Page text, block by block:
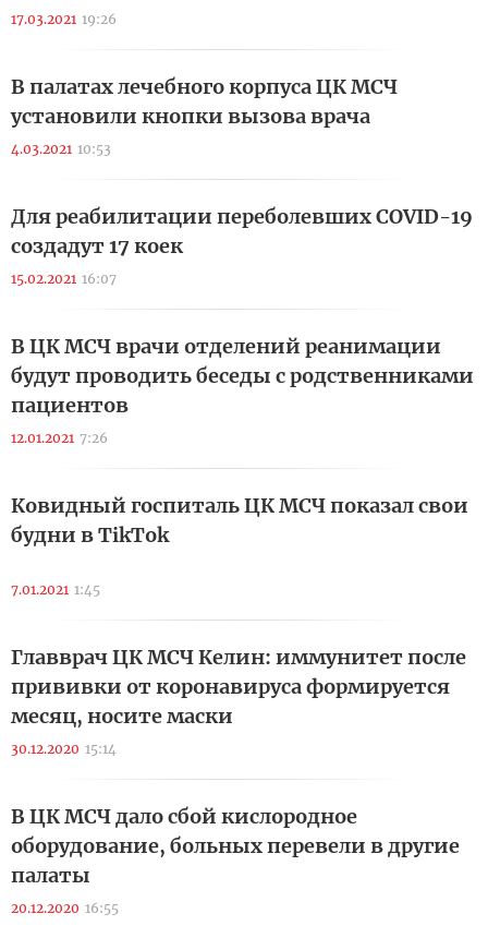
17.03.2021 19:26
В палатах лечебного корпуса ЦК МСЧ
установили кнопки вызова врача
4.03.2021 10:53
Для реабилитации переболевших COVID-19
создадут 17 коек
15.02.2021 16:07
В ЦК МСЧ врачи отделений реанимации
будут проводить беседы с родственниками
пациентов
12.01.2021 7:26
Ковидный госпиталь ЦК МСЧ показал свои
будни в TikTok
7.01.2021 1:45
Главврач ЦК МСЧ Келин: иммунитет после
прививки от коронавируса формируется
месяц, носите маски
30.12.2020 15:14
В ЦК МСЧ дало сбой кислородное
оборудование, больных перевели в другие
палаты
20.12.2020 16:55